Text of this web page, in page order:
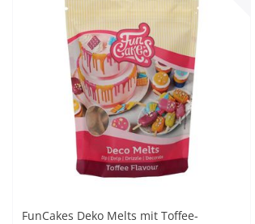
FunCakes Deko Melts mit Toffee-